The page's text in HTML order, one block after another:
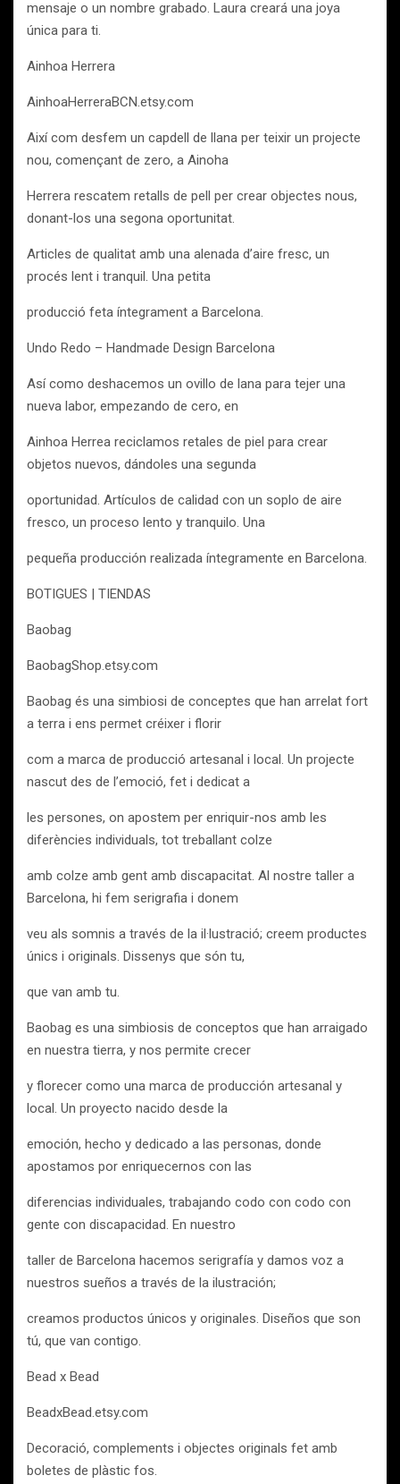
mensaje o un nombre grabado. Laura creará una joya
única para ti.
Ainhoa Herrera
AinhoaHerreraBCN.etsy.com
Així com desfem un capdell de llana per teixir un projecte
nou, començant de zero, a Ainoha
Herrera rescatem retalls de pell per crear objectes nous,
donant-los una segona oportunitat.
Articles de qualitat amb una alenada d’aire fresc, un
procés lent i tranquil. Una petita
producció feta íntegrament a Barcelona.
Undo Redo – Handmade Design Barcelona
Así como deshacemos un ovillo de lana para tejer una
nueva labor, empezando de cero, en
Ainhoa Herrea reciclamos retales de piel para crear
objetos nuevos, dándoles una segunda
oportunidad. Artículos de calidad con un soplo de aire
fresco, un proceso lento y tranquilo. Una
pequeña producción realizada íntegramente en Barcelona.
BOTIGUES | TIENDAS
Baobag
BaobagShop.etsy.com
Baobag és una simbiosi de conceptes que han arrelat fort
a terra i ens permet créixer i florir
com a marca de producció artesanal i local. Un projecte
nascut des de l’emoció, fet i dedicat a
les persones, on apostem per enriquir-nos amb les
diferències individuals, tot treballant colze
amb colze amb gent amb discapacitat. Al nostre taller a
Barcelona, hi fem serigrafia i donem
veu als somnis a través de la il·lustració; creem productes
únics i originals. Dissenys que són tu,
que van amb tu.
Baobag es una simbiosis de conceptos que han arraigado
en nuestra tierra, y nos permite crecer
y florecer como una marca de producción artesanal y
local. Un proyecto nacido desde la
emoción, hecho y dedicado a las personas, donde
apostamos por enriquecernos con las
diferencias individuales, trabajando codo con codo con
gente con discapacidad. En nuestro
taller de Barcelona hacemos serigrafía y damos voz a
nuestros sueños a través de la ilustración;
creamos productos únicos y originales. Diseños que son
tú, que van contigo.
Bead x Bead
BeadxBead.etsy.com
Decoració, complements i objectes originals fet amb
boletes de plàstic fos.